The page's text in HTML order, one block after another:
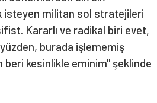
isteyen militan sol stratejileri
Kararlı ve radikal biri evet,
yüzden, burada işlememiş
beri kesinlikle eminim" şeklinde